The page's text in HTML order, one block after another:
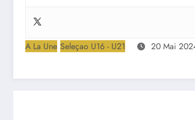
A La Une Seleçao U16 - U21 20 Mai